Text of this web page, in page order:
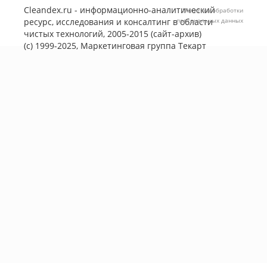
Cleandex.ru - информационно-аналитический
ресурс, исследования и консалтинг в области
чистых технологий, 2005-2015 (сайт-архив)
(с) 1999-2025, Маркетинговая группа Текарт
Политика обработки
персональных данных